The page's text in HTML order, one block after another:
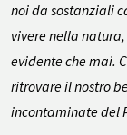
noi da sostanziali
vivere nella
evidente che mai.
ritrovare il nostro
incontaminate del